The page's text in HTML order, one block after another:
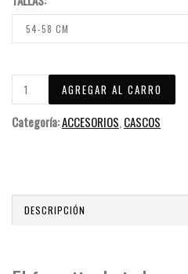
Categoría:ACCESORIOS, CASCOS
DESCRIPCIÓN